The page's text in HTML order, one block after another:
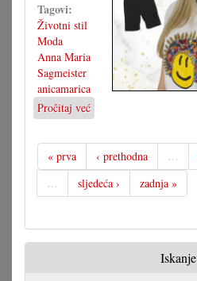
Tagovi:
Životni stil
Moda
Anna Maria
Sagmeister
anicamarica
Pročitaj već
Majica
s
motivom,
brojne
mogućnosti
« prva ‹ prethodna …
…
sljedeća › zadnja »
Iskanje